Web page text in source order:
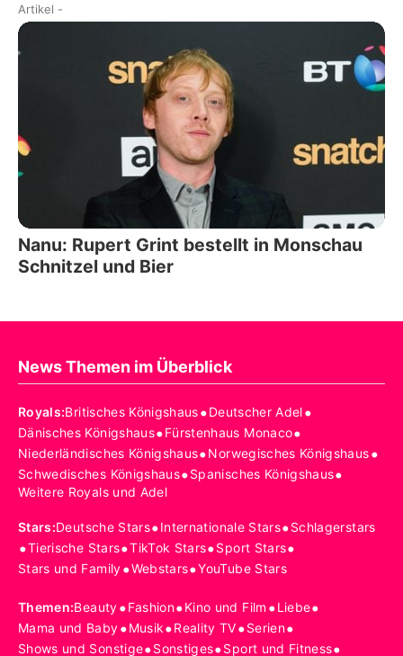
Artikel -
Nanu: Rupert Grint bestellt in Monschau
Schnitzel und Bier
News Themen im Überblick
Royals:Britisches Königshaus•Deutscher Adel•
Dänisches Königshaus•Fürstenhaus Monaco•
Niederländisches Königshaus•Norwegisches Königshaus•
Schwedisches Königshaus•Spanisches Königshaus•
Weitere Royals und Adel
Stars:Deutsche Stars•Internationale Stars•Schlagerstars
•Tierische Stars•TikTok Stars•Sport Stars•
Stars und Family•Webstars•YouTube Stars
Themen:Beauty•Fashion•Kino und Film •Liebe•
Mama und Baby•Musik•Reality TV•Serien•
Shows und Sonstige•Sonstiges•Sport und Fitness•